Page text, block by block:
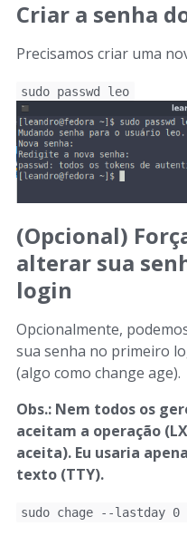
Criar a senha
Precisamos criar uma
sudo passwd leo
(Opcional)
alterar sua
login
Opcionalmente,
sua senha no primeiro
(algo como change age).
Obs.: Nem todos os
aceitam a operação
aceita). Eu usaria
texto (TTY).
sudo chage --lastday 0